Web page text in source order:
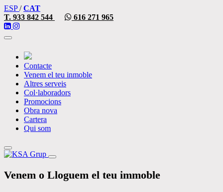
ESP/CAT
T. 933 842 544
616 271 965
Toggle
Contacte
Venem el teu inmoble
Altres serveis
Col·laboradors
Promocions
Obra nova
Cartera
Qui som
Toggle
navigation
Venem o Lloguem el teu immoble